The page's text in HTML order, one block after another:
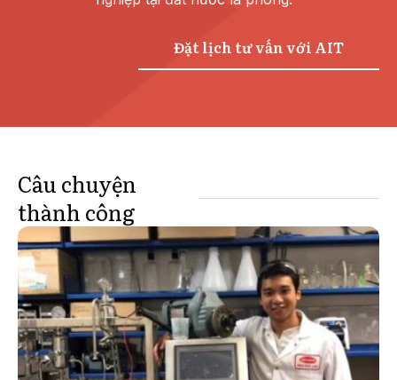
Đặt lịch tư vấn với AIT
Câu chuyện
thành công